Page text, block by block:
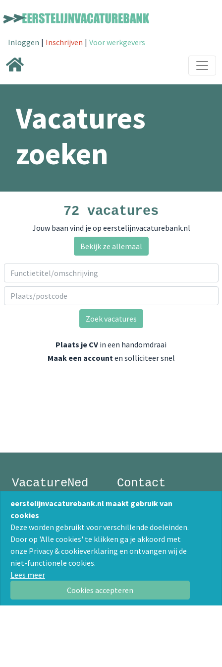
eerstelijnvacaturebank.nl maakt gebruik van
cookies
Deze worden gebruikt voor verschillende doeleinden.
Door op 'Alle cookies' te klikken ga je akkoord met
onze Privacy & cookieverklaring en ontvangen wij de
niet-functionele cookies.
Lees meer
Cookies accepteren
Inloggen | Inschrijven | Voor werkgevers
Vacatures
zoeken
72 vacatures
Jouw baan vind je op eerstelijnvacaturebank.nl
Bekijk ze allemaal
Zoek vacatures
Plaats je CV in een handomdraai
Maak een accounten solliciteer snel
VacatureNed
Postbus 1199
3860 BD Nijkerk
KvK 32128460
Algemene voorwaarden
Contact
033 - 247 55 10
Werkzoekende
Over ons
Privacyverklaring
Werkgevende
Over ons
Contact